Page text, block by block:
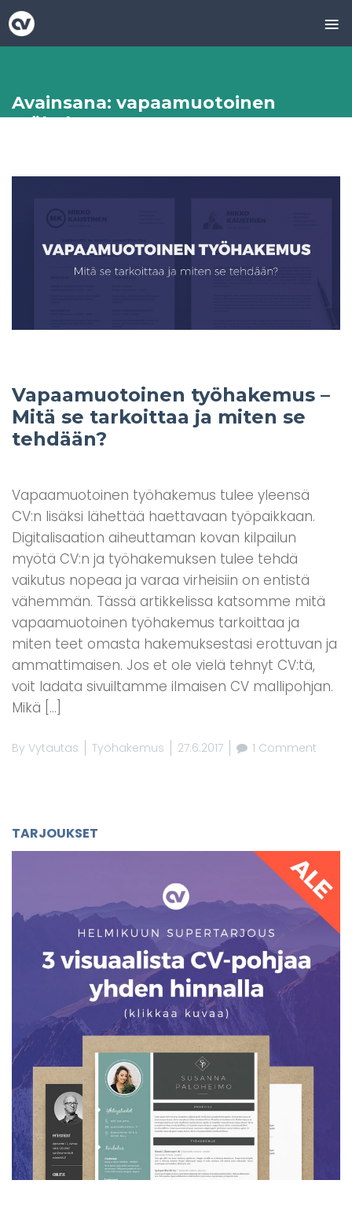
≡
content
Avainsana: vapaamuotoinen
työhakemus
Vapaamuotoinen työhakemus –
Mitä se tarkoittaa ja miten se
tehdään?
Vapaamuotoinen työhakemus tulee yleensä
CV:n lisäksi lähettää haettavaan työpaikkaan.
Digitalisaation aiheuttaman kovan kilpailun
myötä CV:n ja työhakemuksen tulee tehdä
vaikutus nopeaa ja varaa virheisiin on entistä
vähemmän. Tässä artikkelissa katsomme mitä
vapaamuotoinen työhakemus tarkoittaa ja
miten teet omasta hakemuksestasi erottuvan ja
ammattimaisen. Jos et ole vielä tehnyt CV:tä,
voit ladata sivuiltamme ilmaisen CV mallipohjan.
Mikä […]
By Vytautas Työhakemus 27.6.2017 1 Comment
TARJOUKSET